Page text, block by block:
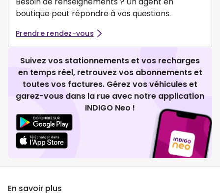
boutique peut répondre à vos questions.
Prendre rendez-vous
Suivez vos stationnements et vos recharges
en temps réel, retrouvez vos abonnements et
toutes vos factures. Gérez vos véhicules et
garez-vous dans la rue avec notre application
INDIGO Neo !
En savoir plus